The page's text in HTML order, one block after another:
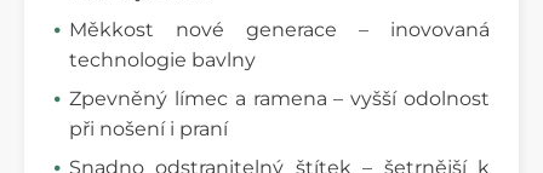
Měkkost nové generace – inovovaná
technologie bavlny
Zpevněný límec a ramena – vyšší odolnost
při nošení i praní
Snadno odstranitelný štítek – šetrnější k